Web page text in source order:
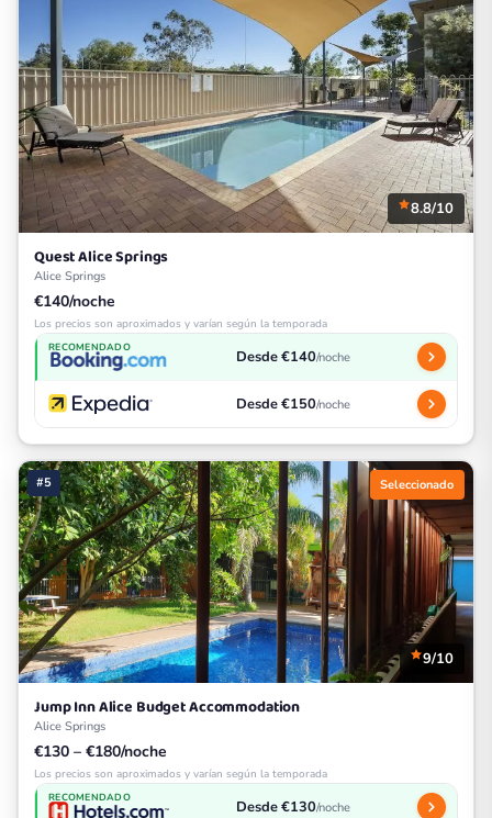
8.8/10
Quest Alice Springs
Alice Springs
€140/noche
Los precios son aproximados y varían según la temporada
RECOMENDADO Desde €140/noche
Desde €150/noche
#5 Seleccionado
9/10
Jump Inn Alice Budget Accommodation
Alice Springs
€130 – €180/noche
Los precios son aproximados y varían según la temporada
RECOMENDADO Desde €130/noche